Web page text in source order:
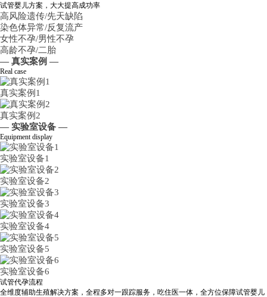
试管婴儿方案，大大提高成功率
高风险遗传/先天缺陷
染色体异常/反复流产
女性不孕/男性不孕
高龄不孕/二胎
— 真实案例 —
Real case
真实案例1
真实案例2
— 实验室设备 —
Equipment display
实验室设备1
实验室设备2
实验室设备3
实验室设备4
实验室设备5
实验室设备6
试管代孕流程
全维度辅助生殖解决方案，全程多对一跟踪服务，吃住医一体，全方位保障试管婴儿